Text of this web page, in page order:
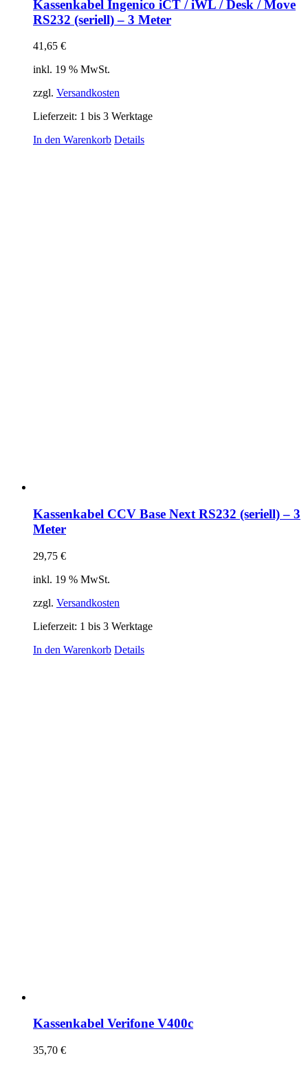
Kassenkabel Ingenico iCT / iWL / Desk / Move
RS232 (seriell) – 3 Meter
41,65 €
inkl. 19 % MwSt.
zzgl. Versandkosten
Lieferzeit: 1 bis 3 Werktage
In den Warenkorb Details
Kassenkabel CCV Base Next RS232 (seriell) – 3
Meter
29,75 €
inkl. 19 % MwSt.
zzgl. Versandkosten
Lieferzeit: 1 bis 3 Werktage
In den Warenkorb Details
Kassenkabel Verifone V400c
35,70 €